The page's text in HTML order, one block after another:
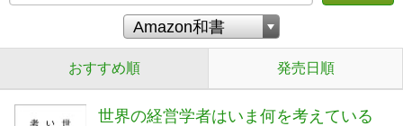
おすすめ順 発売日順
世界の経営学者はいま何を考えている